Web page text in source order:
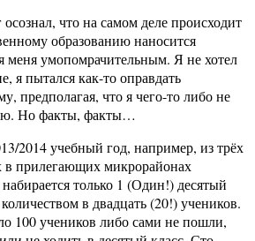
что на самом деле происходит
образованию наносится
меня умопомрачительным. Я не хотел
я пытался как-то оправдать
предполагая, что я чего-то либо не
Но факты, факты…
2014 учебный год, например, из трёх
прилегающих микрорайонах
только 1 (Один!) десятый
в двадцать (20!) учеников.
100 учеников либо сами не пошли,